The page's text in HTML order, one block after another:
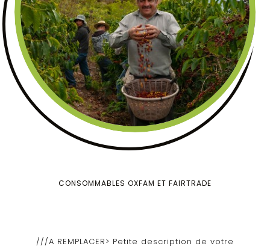
CONSOMMABLES OXFAM ET FAIRTRADE
///A REMPLACER> Petite description de votre